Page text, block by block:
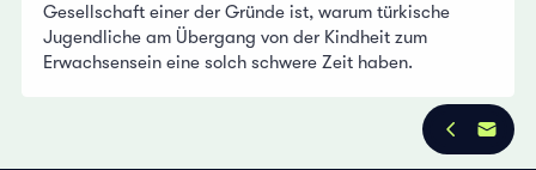
Gesellschaft einer der Gründe ist, warum türkische
Jugendliche am Übergang von der Kindheit zum
Erwachsensein eine solch schwere Zeit haben.